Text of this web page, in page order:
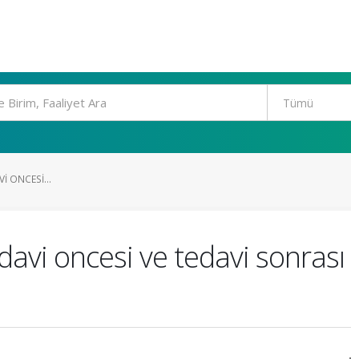
ONCESI...
oncesi ve tedavi